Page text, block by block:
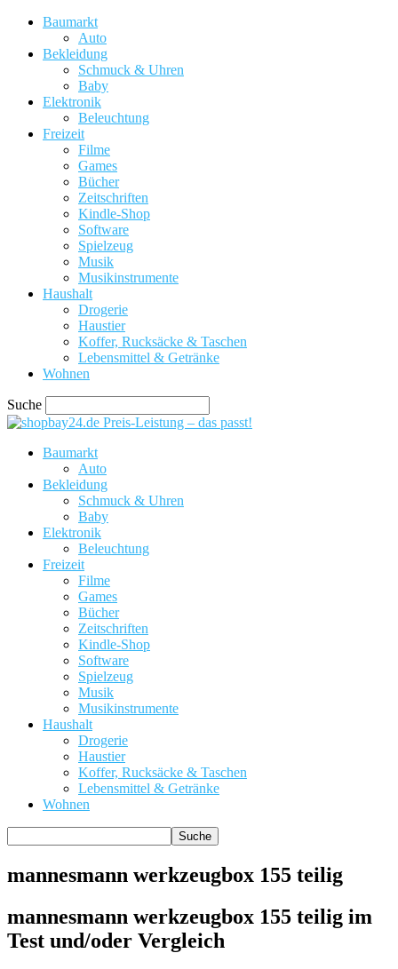
Baumarkt
Auto
Bekleidung
Schmuck & Uhren
Baby
Elektronik
Beleuchtung
Freizeit
Filme
Games
Bücher
Zeitschriften
Kindle-Shop
Software
Spielzeug
Musik
Musikinstrumente
Haushalt
Drogerie
Haustier
Koffer, Rucksäcke & Taschen
Lebensmittel & Getränke
Wohnen
Suche
Preis-Leistung – das passt!
Baumarkt
Auto
Bekleidung
Schmuck & Uhren
Baby
Elektronik
Beleuchtung
Freizeit
Filme
Games
Bücher
Zeitschriften
Kindle-Shop
Software
Spielzeug
Musik
Musikinstrumente
Haushalt
Drogerie
Haustier
Koffer, Rucksäcke & Taschen
Lebensmittel & Getränke
Wohnen
mannesmann werkzeugbox 155 teilig
mannesmann werkzeugbox 155 teilig im
Test und/oder Vergleich